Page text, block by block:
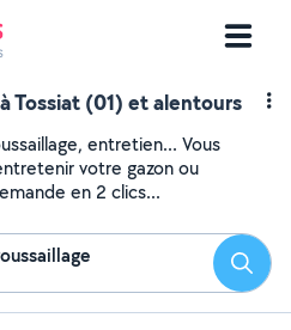
Tossiat (01) et alentours
entretien... Vous
votre gazon ou
en 2 clics...